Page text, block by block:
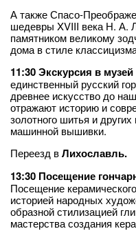
А также Спасо-
шедевры XVIII века Н. А.
памятником великому
дома в стиле
11:30Экскурсия в
единственный русский
древнее искусство до
отражают историю и
золотного шитья и
машинной вышивки.
Переезд вЛихославль.
13:30 Посещение
Посещение
историей народных
образной стилизацией
мастерства создания